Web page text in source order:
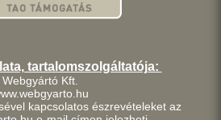
tartalomszolgáltatója:
Webgyártó Kft.
kapcsolatos észrevételeket az